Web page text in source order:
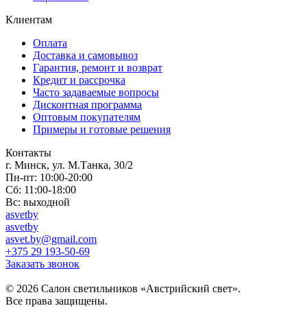
Клиентам
Оплата
Доставка и самовывоз
Гарантия, ремонт и возврат
Кредит и рассрочка
Часто задаваемые вопросы
Дисконтная программа
Оптовым покупателям
Примеры и готовые решения
Контакты
г. Минск, ул. М.Танка, 30/2
Пн-пт: 10:00-20:00
Сб: 11:00-18:00
Вс: выходной
asvetby
asvetby
asvet.by@gmail.com
+375 29 193-50-69
Заказать звонок
© 2026 Салон светильников «Австрийский свет».
Все права защищены.